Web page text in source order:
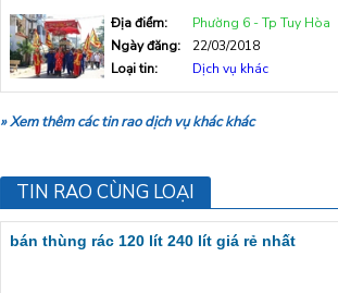
Địa điểm:
Phường 6 - Tp Tuy Hòa
Ngày đăng:
22/03/2018
Loại tin:
Dịch vụ khác
» Xem thêm các tin rao dịch vụ khác khác
TIN RAO CÙNG LOẠI
bán thùng rác 120 lít 240 lít giá rẻ nhất